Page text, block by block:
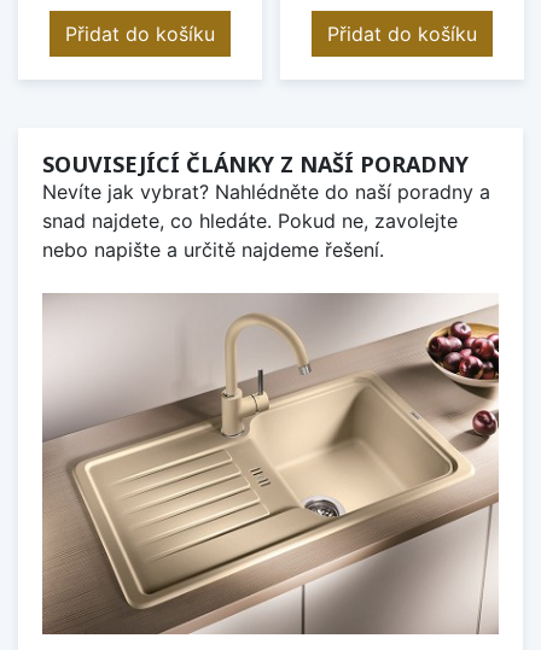
Přidat do košíku Přidat do košíku
SOUVISEJÍCÍ ČLÁNKY Z NAŠÍ PORADNY
Nevíte jak vybrat? Nahlédněte do naší poradny a
snad najdete, co hledáte. Pokud ne, zavolejte
nebo napište a určitě najdeme řešení.